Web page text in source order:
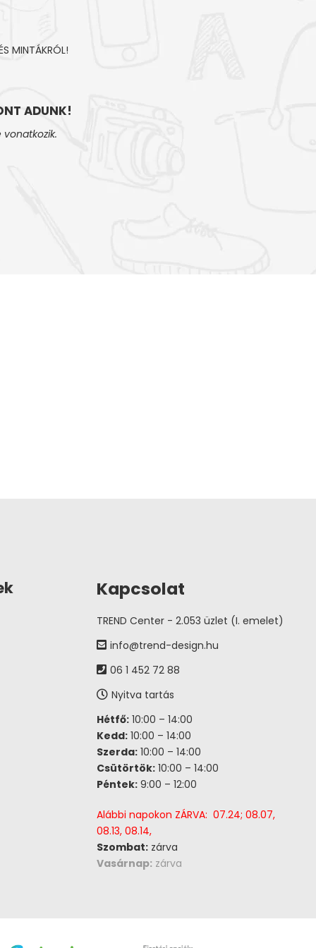
MINTÁKRÓL!
ADUNK!
Kapcsolat
TREND Center - 2.053 üzlet (I. emelet)
info@trend-design.hu
06 1 452 72 88
Nyitva tartás
Hétfő: 10:00 – 14:00
Kedd: 10:00 – 14:00
Szerda: 10:00 – 14:00
Csütörtök: 10:00 – 14:00
Péntek: 9:00 – 12:00
Alábbi napokon ZÁRVA: 07.24; 08.07,
08.13, 08.14,
Szombat: zárva
Vasárnap: zárva